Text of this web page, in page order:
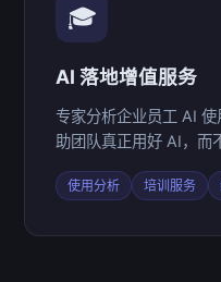
🎓
AI 落地增值服务
专家分析企业员工 AI
助团队真正用好 AI，而
使用分析 培训服务